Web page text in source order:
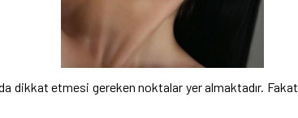
dikkat etmesi gereken noktalar yer almaktadır. Fakat